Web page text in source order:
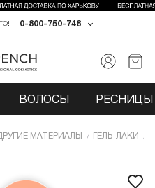
0-800-750-748
ВОЛОСЫ РЕСНИЦЫ
МАТЕРИАЛЫ ГЕЛЬ-ЛАКИ